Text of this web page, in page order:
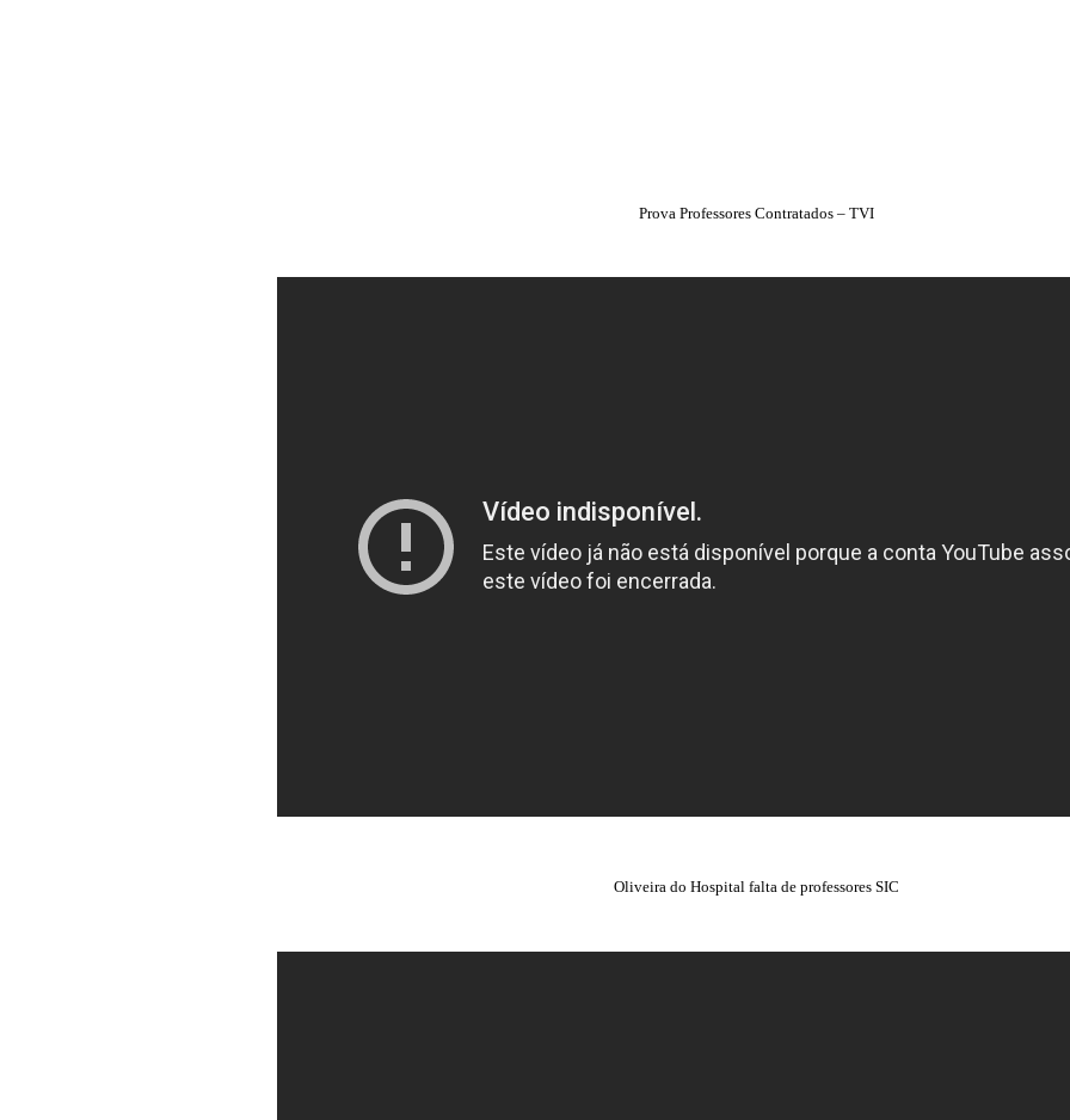
Prova Professores Contratados – TVI
Oliveira do Hospital falta de professores SIC